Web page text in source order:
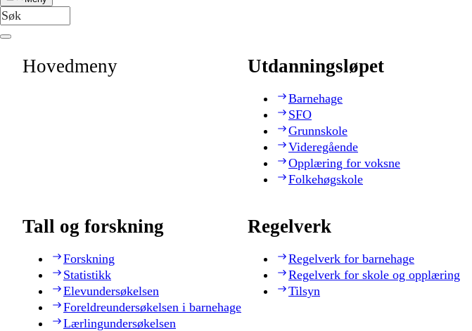
Hovedmeny Utdanningsløpet
Barnehage
SFO
Grunnskole
Videregående
Opplæring for voksne
Folkehøgskole
Tall og forskning
Forskning
Statistikk
Elevundersøkelsen
Foreldreundersøkelsen i barnehage
Lærlingundersøkelsen
Regelverk
Regelverk for barnehage
Regelverk for skole og opplæring
Tilsyn